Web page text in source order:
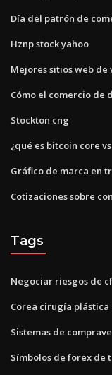
Día del patrón de
Hznp stock yahoo
Mejores sitios web de
Cómo el comercio de
Stockton cng
¿qué es bitcoin core vs
Gráfico de marca en
Cotizaciones sobre
Tags
Negociar riesgos de
Corea cirugía plástica
Sistemas de
Símbolos de forex de